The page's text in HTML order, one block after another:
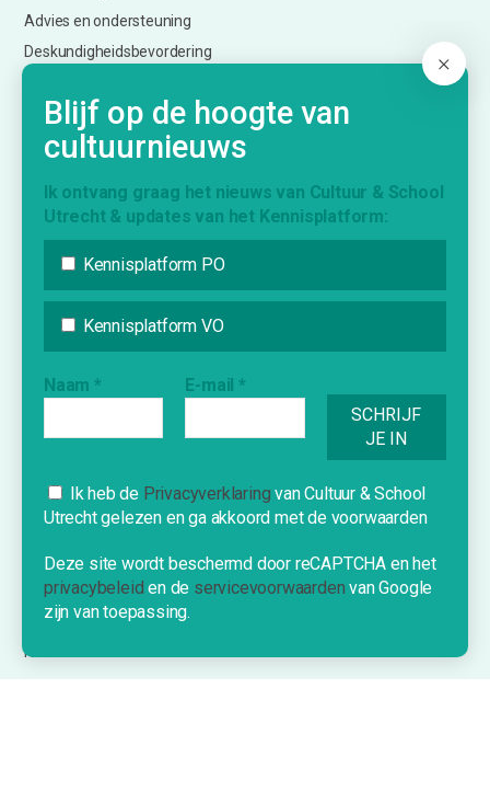
Advies en ondersteuning
Deskundigheidsbevordering
Evalueren en monitoren
Informatie over subsidies
KENNISPLATFORM
Nieuws
Agenda
Vraag & Aanbod
Over Cultuur & School Utrecht
Contact
Nieuwe school?
Cookies
Deze website gebruikt cookies om je
OK!
Blijf op de hoogte van
cultuurnieuws
Ik ontvang graag het nieuws van Cultuur & School
Utrecht & updates van het Kennisplatform:
Kennisplatform PO
Kennisplatform VO
Naam * E-mail *
Ik heb de Privacyverklaring van Cultuur & School
Utrecht gelezen en ga akkoord met de voorwaarden
Deze site wordt beschermd door reCAPTCHA en het
privacybeleid en de servicevoorwaarden van Google
zijn van toepassing.